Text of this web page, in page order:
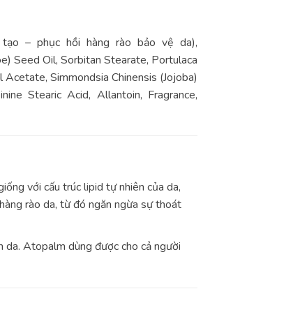
tạo – phục hồi hàng rào bảo vệ da),
Seed Oil, Sorbitan Stearate, Portulaca
Simmondsia Chinensis (Jojoba)
Stearic Acid, Allantoin, Fragrance,
với cấu trúc lipid tự nhiên của da,
rào da, từ đó ngăn ngừa sự thoát
Atopalm dùng được cho cả người